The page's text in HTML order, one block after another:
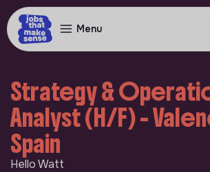
Menu
Strategy &
Analyst (H/F) -
Spain
Hello Watt